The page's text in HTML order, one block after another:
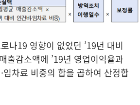
나19 영향이 없었던 ’19년 대비
출감소액에 ’19년 영업이익율과
임차료 비중의 합을 곱하여 산정합